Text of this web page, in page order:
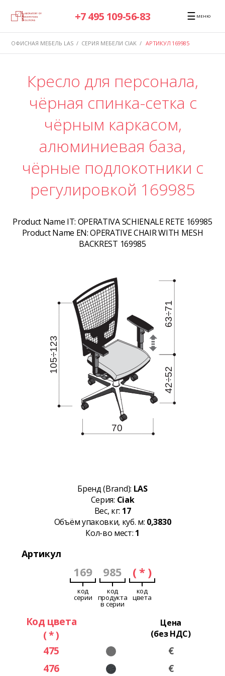
+7 495 109-56-83 ☰ МЕНЮ
ОФИСНАЯ МЕБЕЛЬ LAS / СЕРИЯ МЕБЕЛИ CIAK / АРТИКУЛ 169985
Кресло для персонала,
чёрная спинка-сетка с
чёрным каркасом,
алюминиевая база,
чёрные подлокотники с
регулировкой 169985
Product Name IT: OPERATIVA SCHIENALE RETE 169985
Product Name EN:OPERATIVE CHAIR WITH MESH
BACKREST 169985
Бренд (Brand): LAS
Серия: Ciak
Вес, кг: 17
Объём упаковки, куб. м: 0,3830
Кол-во мест: 1
Артикул
169
код
серии
985
код
продукта
в серии
( * )
код
цвета
Код цвета
( * )
Цена
(без НДС)
475
€
476
€